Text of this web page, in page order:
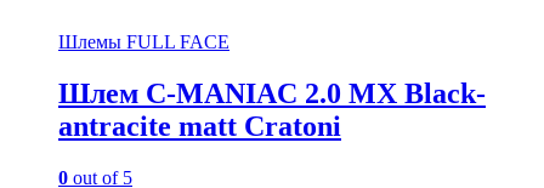
Шлемы FULL FACE
Шлем C-MANIAC 2.0 MX Black-
antracite matt Cratoni
0 out of 5